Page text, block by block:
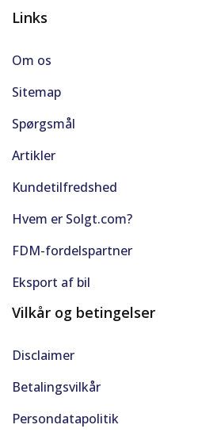
Links
Om os
Sitemap
Spørgsmål
Artikler
Kundetilfredshed
Hvem er Solgt.com?
FDM-fordelspartner
Eksport af bil
Vilkår og betingelser
Disclaimer
Betalingsvilkår
Persondatapolitik